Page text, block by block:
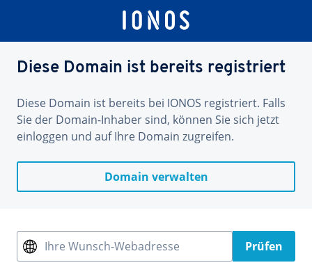
Diese Domain ist bereits registriert
Diese Domain ist bereits bei IONOS registriert. Falls
Sie der Domain-Inhaber sind, können Sie sich jetzt
einloggen und auf Ihre Domain zugreifen.
Domain verwalten
Ihre Wunsch-Webadresse Prüfen